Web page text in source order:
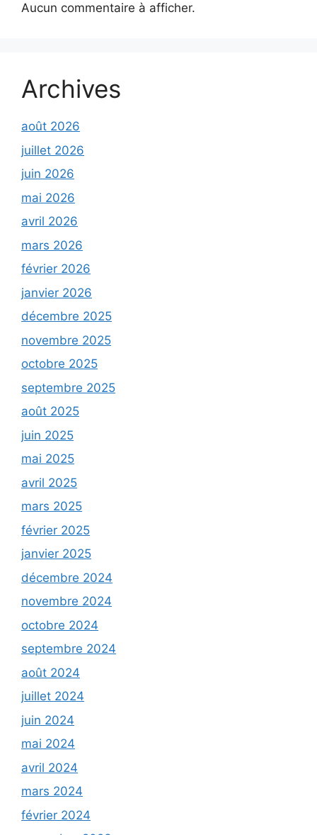
Aucun commentaire à afficher.
Archives
août 2026
juillet 2026
juin 2026
mai 2026
avril 2026
mars 2026
février 2026
janvier 2026
décembre 2025
novembre 2025
octobre 2025
septembre 2025
août 2025
juin 2025
mai 2025
avril 2025
mars 2025
février 2025
janvier 2025
décembre 2024
novembre 2024
octobre 2024
septembre 2024
août 2024
juillet 2024
juin 2024
mai 2024
avril 2024
mars 2024
février 2024